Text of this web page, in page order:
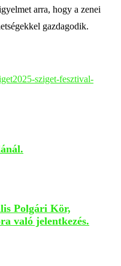
arra, hogy a zenei
gazdagodik.
sziget-fesztival-
Polgári Kör,
való jelentkezés.